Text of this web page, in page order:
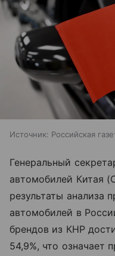
Источник: Российская
Генеральный
автомобилей Китая
результаты анализа
автомобилей в
брендов из КНР
54,9%, что означает